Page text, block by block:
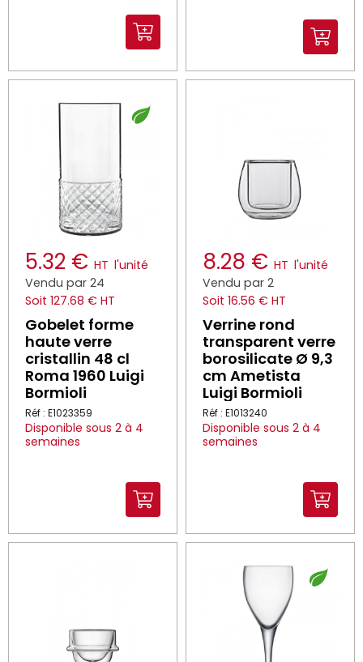
5.32 € HT l'unité
Vendu par 24
Soit 127.68 € HT
Gobelet forme
haute verre
cristallin 48 cl
Roma 1960 Luigi
Bormioli
Réf : E1023359
Disponible sous 2 à 4
semaines
8.28 € HT l'unité
Vendu par 2
Soit 16.56 € HT
Verrine rond
transparent verre
borosilicate Ø 9,3
cm Ametista
Luigi Bormioli
Réf : E1013240
Disponible sous 2 à 4
semaines